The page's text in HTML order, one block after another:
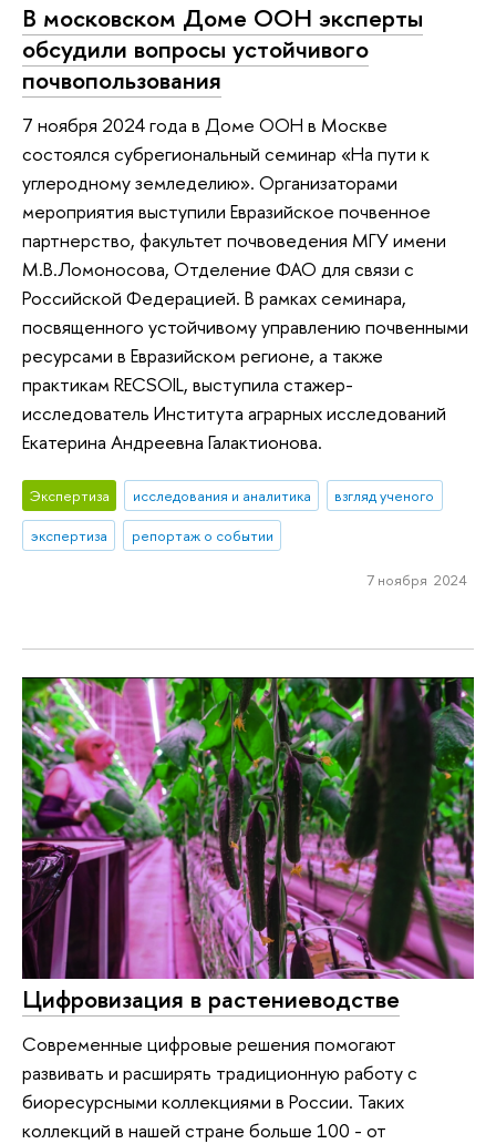
В московском Доме ООН эксперты
обсудили вопросы устойчивого
почвопользования
7 ноября 2024 года в Доме ООН в Москве
состоялся субрегиональный семинар «На пути к
углеродному земледелию». Организаторами
мероприятия выступили Евразийское почвенное
партнерство, факультет почвоведения МГУ имени
М.В.Ломоносова, Отделение ФАО для связи с
Российской Федерацией. В рамках семинара,
посвященного устойчивому управлению почвенными
ресурсами в Евразийском регионе, а также
практикам RECSOIL, выступила стажер-
исследователь Института аграрных исследований
Екатерина Андреевна Галактионова.
Экспертиза исследования и аналитика
взгляд ученого
экспертиза
репортаж о событии
7 ноября 2024
Цифровизация в растениеводстве
Современные цифровые решения помогают
развивать и расширять традиционную работу с
биоресурсными коллекциями в России. Таких
коллекций в нашей стране больше 100 - от